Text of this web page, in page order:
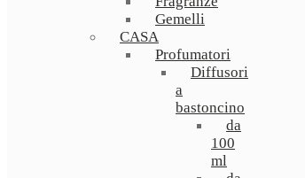
Gemelli
CASA
Profumatori
Diffusori
a
bastoncino
da
100
ml